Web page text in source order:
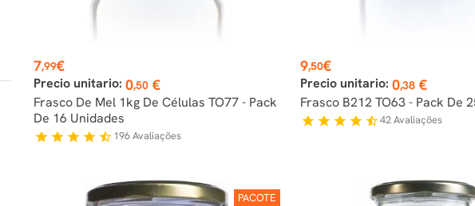
Preço
7,99€
Precio unitario: 0,50 €
Frasco De Mel 1kg De Células TO77 - Pack
De 16 Unidades
star star star star star_half 196Avaliações
Preço
9,50€
Precio unitario: 0,38 €
Frasco B212 TO63 - Pack De
star star star star star_half42Avaliações
PACOTE